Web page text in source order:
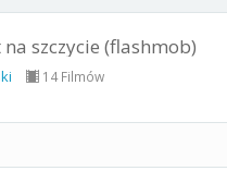
na szczycie (flashmob)
14 Filmów